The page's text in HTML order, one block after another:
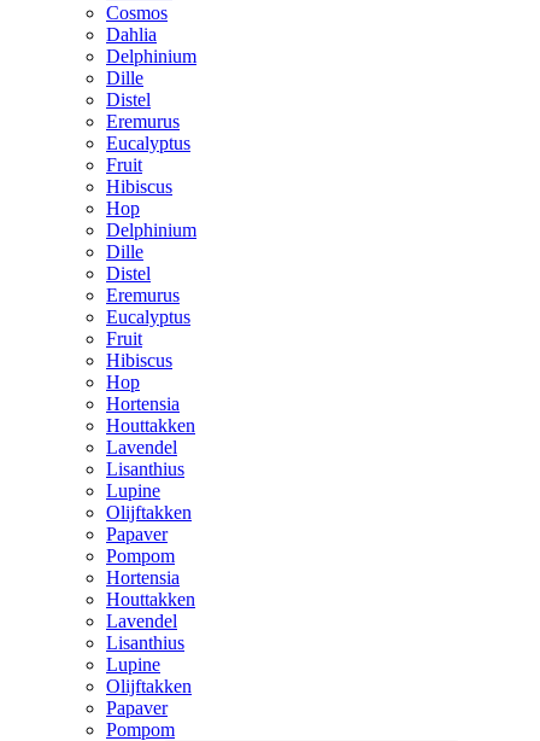
Cosmos
Dahlia
Delphinium
Dille
Distel
Eremurus
Eucalyptus
Fruit
Hibiscus
Hop
Delphinium
Dille
Distel
Eremurus
Eucalyptus
Fruit
Hibiscus
Hop
Hortensia
Houttakken
Lavendel
Lisanthius
Lupine
Olijftakken
Papaver
Pompom
Hortensia
Houttakken
Lavendel
Lisanthius
Lupine
Olijftakken
Papaver
Pompom